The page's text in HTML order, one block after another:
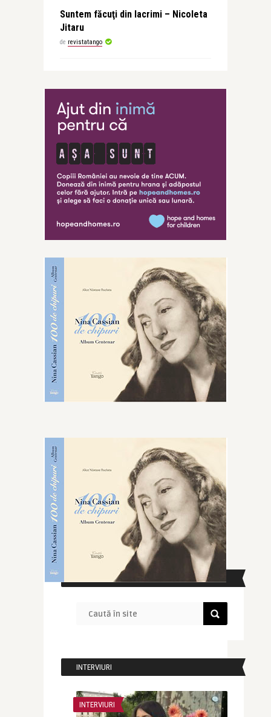
Suntem făcuţi din lacrimi – Nicoleta
Jitaru
de revistatango
CAUTĂ ÎN SITE
INTERVIURI
INTERVIURI